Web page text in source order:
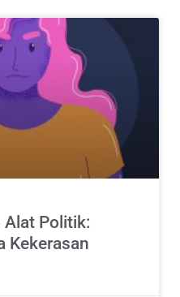
Alat Politik:
Kekerasan